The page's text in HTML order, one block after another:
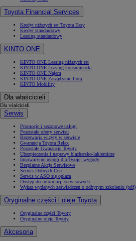
Toyota Financial Services
Kredyt niższych rat Toyota Easy
Kredyt standardowy
Leasing standardowy
KINTO ONE
KINTO ONE Leasing niższych rat
KINTO ONE Leasing konsumencki
KINTO ONE Najem
KINTO ONE Zarządzanie flotą
KINTO Mobility
Dla właścicieli
Dla właścicieli
Serwis
Promocje i sezonowe usługi
Pozostałe oferty serwisu
Rezerwacja wizyty w serwisie
Gwarancja Toyota Relax
Pozostałe Gwarancje Toyoty
Ubezpieczenia i naprawy blacharsko-lakiernicze
Innowacyjne usługi dla Twojej wygody
Bezpłatne Akcje Serwisowe
Serwis Dobrych Cen
Serwis w ASO się opłaca
Dostęp do informacji serwisowych
Wykaz wydanych zaświadczeń o odbytym szkoleniu (pdf)
Oryginalne części i oleje Toyota
Oryginalne części Toyoty
Oryginalne oleje Toyoty
Akcesoria